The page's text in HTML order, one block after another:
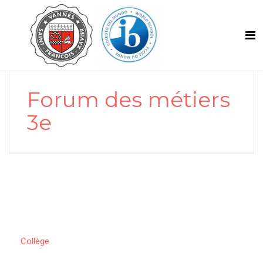
Forum des métiers
3e
Collège